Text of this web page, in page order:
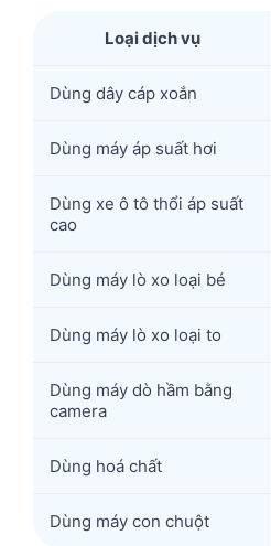
Loại dịch vụ
Dùng dây cáp xoắn
Dùng máy áp suất hơi
Dùng xe ô tô thổi áp suất
cao
Dùng máy lò xo loại bé
Dùng máy lò xo loại to
Dùng máy dò hầm bằng
camera
Dùng hoá chất
Dùng máy con chuột